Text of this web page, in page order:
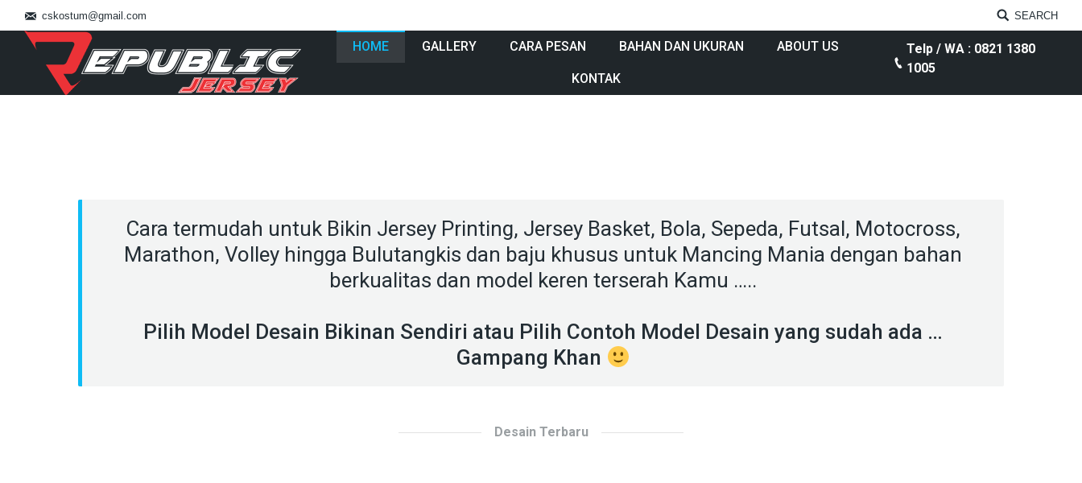
cskostum@gmail.com SEARCH
HOME GALLERY CARA PESAN BAHAN DAN UKURAN ABOUT US
KONTAK
Telp / WA : 0821 1380
1005
Cara termudah untuk Bikin Jersey Printing, Jersey Basket, Bola, Sepeda, Futsal, Motocross,
Marathon, Volley hingga Bulutangkis dan baju khusus untuk Mancing Mania dengan bahan
berkualitas dan model keren terserah Kamu …..
Pilih Model Desain Bikinan Sendiri atau Pilih Contoh Model Desain yang sudah ada …
Gampang Khan
Desain Terbaru